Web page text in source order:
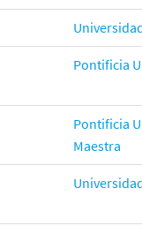
Pontificia
Pontificia
Maestra